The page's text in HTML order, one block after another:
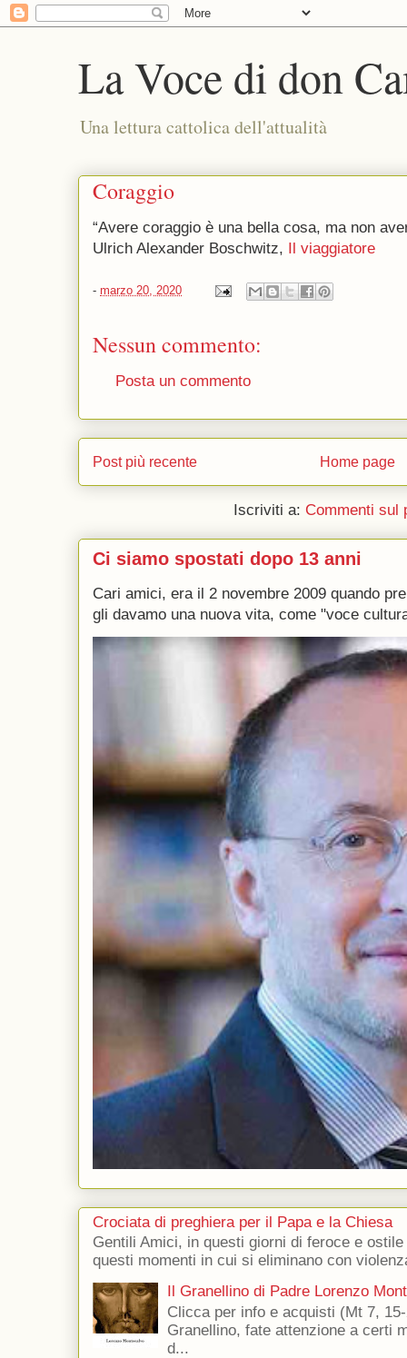
La Voce di don
Una lettura cattolica dell'attualità
Coraggio
“Avere coraggio è una bella cosa, ma non
Ulrich Alexander Boschwitz, Il viaggiatore
- marzo 20, 2020
Nessun commento:
Posta un commento
Post più recente Home page
Iscriviti a: Commenti sul
Ci siamo spostati dopo 13 anni
Cari amici, era il 2 novembre 2009 quando
gli davamo una nuova vita, come "voce
Crociata di preghiera per il Papa e la Chiesa
Gentili Amici, in questi giorni di feroce e
questi momenti in cui si eliminano con
Il Granellino di Padre Lorenzo
Clicca per info e acquisti (Mt 7,
Granellino, fate attenzione a certi
d...